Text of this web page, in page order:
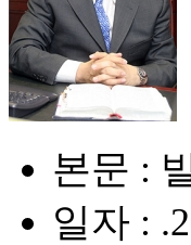
본문 :
일자 :